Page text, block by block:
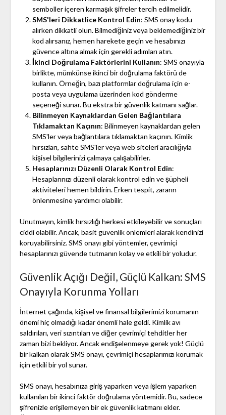
semboller içeren karmaşık şifreler tercih edilmelidir.
SMS'leri Dikkatlice Kontrol Edin: SMS onay kodu
alırken dikkatli olun. Bilmediğiniz veya beklemediğiniz bir
kod alırsanız, hemen harekete geçin ve hesabınızı
güvence altına almak için gerekli adımları atın.
İkinci Doğrulama Faktörlerini Kullanın: SMS onayıyla
birlikte, mümkünse ikinci bir doğrulama faktörü de
kullanın. Örneğin, bazı platformlar doğrulama için e-
posta veya uygulama üzerinden kod gönderme
seçeneği sunar. Bu ekstra bir güvenlik katmanı sağlar.
Bilinmeyen Kaynaklardan Gelen Bağlantılara
Tıklamaktan Kaçının: Bilinmeyen kaynaklardan gelen
SMS'ler veya bağlantılara tıklamaktan kaçının. Kimlik
hırsızları, sahte SMS'ler veya web siteleri aracılığıyla
kişisel bilgilerinizi çalmaya çalışabilirler.
Hesaplarınızı Düzenli Olarak Kontrol Edin:
Hesaplarınızı düzenli olarak kontrol edin ve şüpheli
aktiviteleri hemen bildirin. Erken tespit, zararın
önlenmesine yardımcı olabilir.
Unutmayın, kimlik hırsızlığı herkesi etkileyebilir ve sonuçları
ciddi olabilir. Ancak, basit güvenlik önlemleri alarak kendinizi
koruyabilirsiniz. SMS onayı gibi yöntemler, çevrimiçi
hesaplarınızı güvende tutmanın kolay ve etkili bir yoludur.
Güvenlik Açığı Değil, Güçlü Kalkan: SMS
Onayıyla Korunma Yolları
İnternet çağında, kişisel ve finansal bilgilerimizi korumanın
önemi hiç olmadığı kadar önemli hale geldi. Kimlik avı
saldırıları, veri sızıntıları ve diğer çevrimiçi tehditler her
zaman bizi bekliyor. Ancak endişelenmeye gerek yok! Güçlü
bir kalkan olarak SMS onayı, çevrimiçi hesaplarımızı korumak
için etkili bir yol sunar.
SMS onayı, hesabınıza giriş yaparken veya işlem yaparken
kullanılan bir ikinci faktör doğrulama yöntemidir. Bu, sadece
şifrenizle erişilemeyen bir ek güvenlik katmanı ekler.